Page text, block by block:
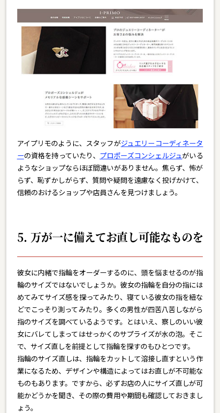
アイプリモのように、スタッフがジュエリーコーディネータ
ーの資格を持っていたり、 プロポーズコンシェルジュがいる
ようなショップならほぼ間違いがありません。焦らず、怖が
らず、恥ずかしがらず、質問や疑問を遠慮なく投げかけて、
信頼のおけるショップや店員さんを見つけましょう。
5. 万が一に備えてお直し可能なものを
彼女に内緒で指輪をオーダーするのに、頭を悩ませるのが指
輪のサイズではないでしょうか。彼女の指輪を自分の指には
めてみてサイズ感を探ってみたり、寝ている彼女の指を紐な
どでこっそり測ってみたり。多くの男性が四苦八苦しながら
指のサイズを調べているようです。とはいえ、察しのいい彼
女にバレてしまってはせっかくのサプライズが水の泡。そこ
で、サイズ直しを前提として指輪を探すのもひとつです。
指輪のサイズ直しは、指輪をカットして溶接し直すという作
業になるため、デザインや構造によってはお直しが不可能な
ものもあります。ですから、必ずお店の人にサイズ直しが可
能かどうかを聞き、その際の費用や期間も確認しておきまし
ょう。